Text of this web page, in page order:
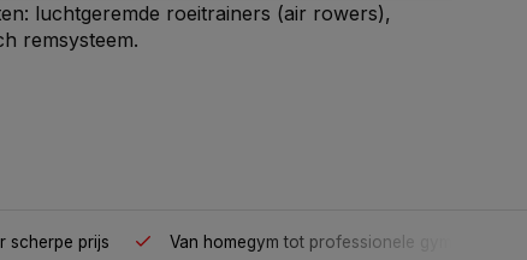
luchtgeremde roeitrainers (air rowers),
remsysteem.
kwaliteit voor scherpe prijs Van homegym tot